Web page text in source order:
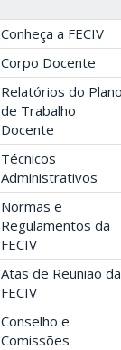
Conheça a FECIV
Corpo Docente
Relatórios do Plano
de Trabalho
Docente
Técnicos
Administrativos
Normas e
Regulamentos da
FECIV
Atas de Reunião da
FECIV
Conselho e
Comissões